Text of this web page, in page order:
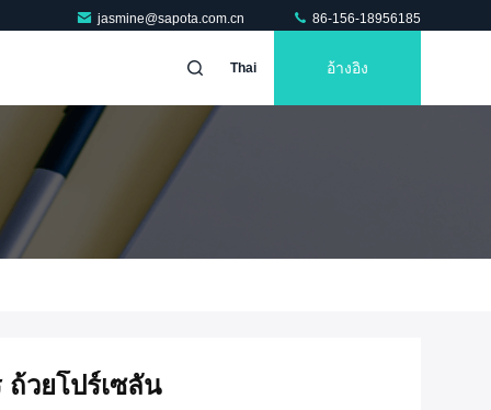
jasmine@sapota.com.cn 86-156-18956185
Thai อ้างอิง
วยโปร์เซลัน